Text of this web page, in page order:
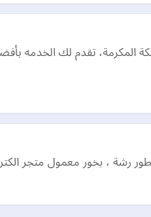
المكرمة، تقدم لك
، بخور معمول متجر